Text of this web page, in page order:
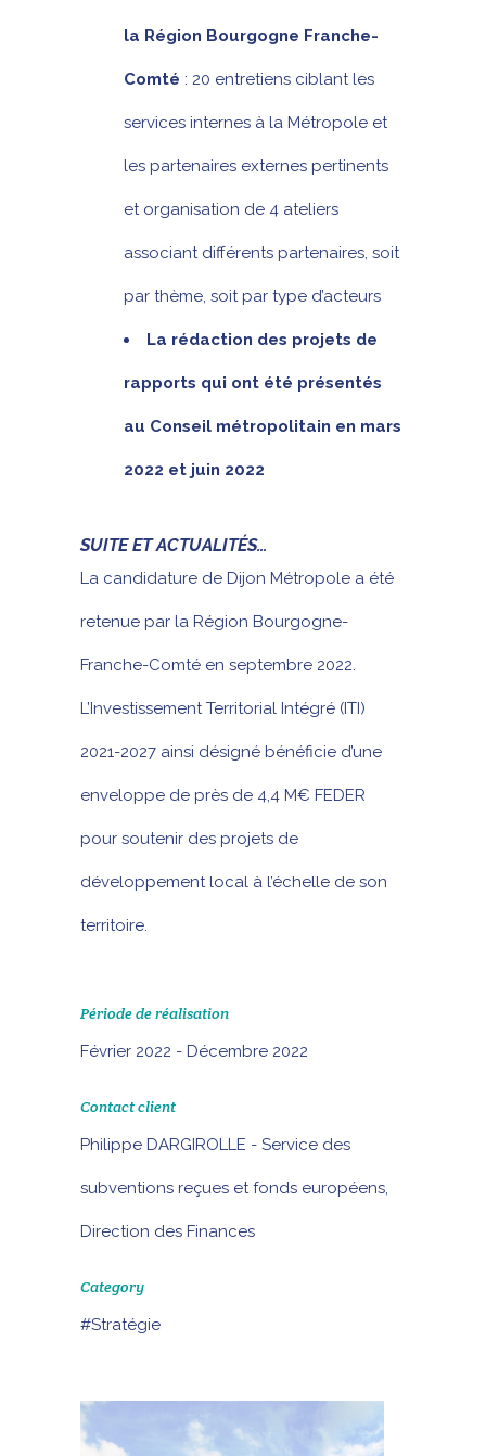
la Région Bourgogne Franche-
Comté : 20 entretiens ciblant les
services internes à la Métropole et
les partenaires externes pertinents
et organisation de 4 ateliers
associant différents partenaires, soit
par thème, soit par type d’acteurs
La rédaction des projets de
rapports qui ont été présentés
au Conseil métropolitain en mars
2022 et juin 2022
SUITE ET ACTUALITÉS…
La candidature de Dijon Métropole a été
retenue par la Région Bourgogne-
Franche-Comté en septembre 2022.
L’Investissement Territorial Intégré (ITI)
2021-2027 ainsi désigné bénéficie d’une
enveloppe de près de 4,4 M€ FEDER
pour soutenir des projets de
développement local à l’échelle de son
territoire.
Période de réalisation
Février 2022 - Décembre 2022
Contact client
Philippe DARGIROLLE - Service des
subventions reçues et fonds européens,
Direction des Finances
Category
#Stratégie